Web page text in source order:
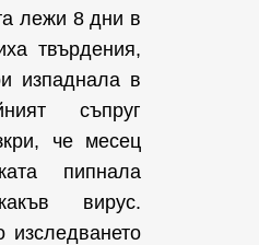
лежи 8 дни в
твърдения,
изпаднала в
съпруг
че месец
пипнала
вирус.
изследването